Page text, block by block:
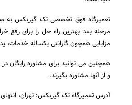
تعمیرگاه فوق تخصصی تک گیربکس به
مرحله بعد بهترین راه حل را برای رفع
مزایایی همچون گارانتی یکساله خدمات،
همچنین می توانید برای مشاوره
و از آنها مشاوره بگیرند.
آدرستعمیرگاه تک گیربکس: تهران، انتهای